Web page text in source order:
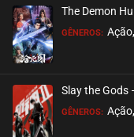
The Demon
GÊNEROS:
Slay the Gods
GÊNEROS: